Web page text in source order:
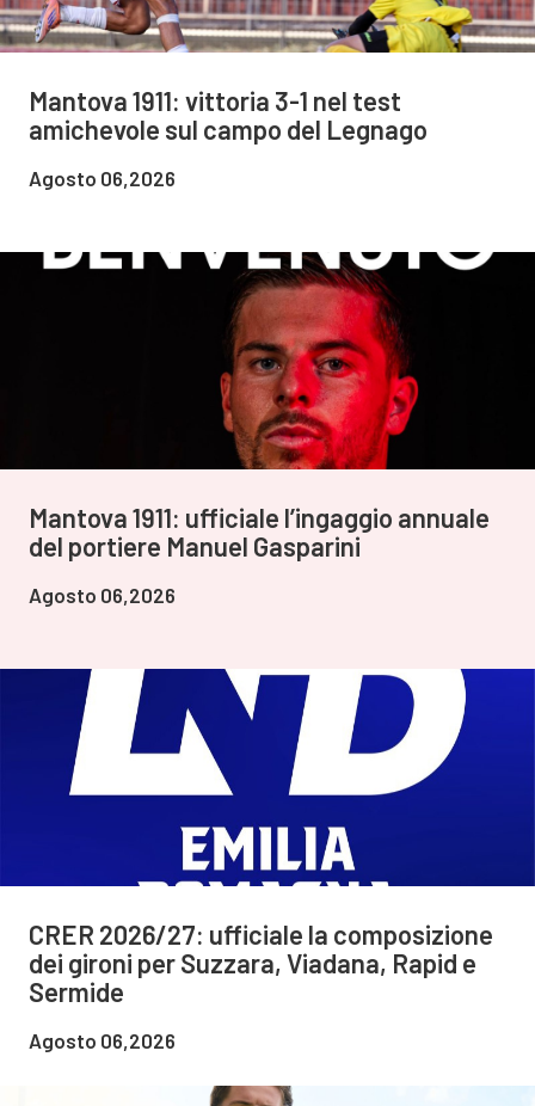
Mantova 1911: vittoria 3-1 nel test
amichevole sul campo del Legnago
Agosto 06,2026
Mantova 1911: ufficiale l’ingaggio annuale
del portiere Manuel Gasparini
Agosto 06,2026
CRER 2026/27: ufficiale la composizione
dei gironi per Suzzara, Viadana, Rapid e
Sermide
Agosto 06,2026